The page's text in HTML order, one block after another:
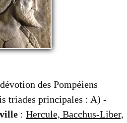
des Pompéiens
triades principales : A) -
: Hercule, Bacchus-Liber,